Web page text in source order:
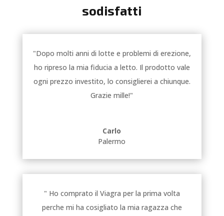
sodisfatti
"Dopo molti anni di lotte e problemi di erezione,
ho ripreso la mia fiducia a letto. Il prodotto vale
ogni prezzo investito, lo consiglierei a chiunque.
Grazie mille!"
Carlo
Palermo
" Ho comprato il Viagra per la prima volta
perche mi ha cosigliato la mia ragazza che